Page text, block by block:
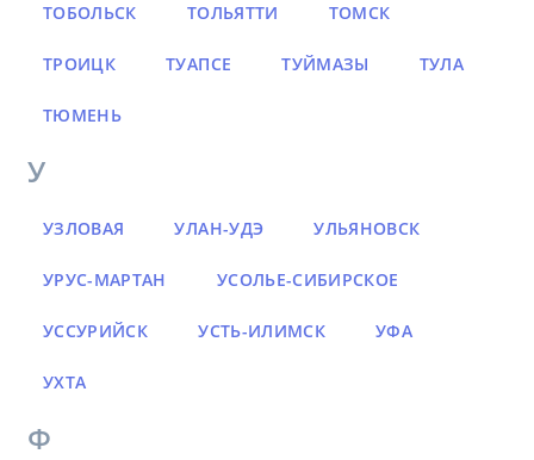
ТОБОЛЬСК ТОЛЬЯТТИ ТОМСК
ТРОИЦК ТУАПСЕ ТУЙМАЗЫ ТУЛА
ТЮМЕНЬ
У
УЗЛОВАЯ УЛАН-УДЭ УЛЬЯНОВСК
УРУС-МАРТАН УСОЛЬЕ-СИБИРСКОЕ
УССУРИЙСК УСТЬ-ИЛИМСК УФА
УХТА
Ф